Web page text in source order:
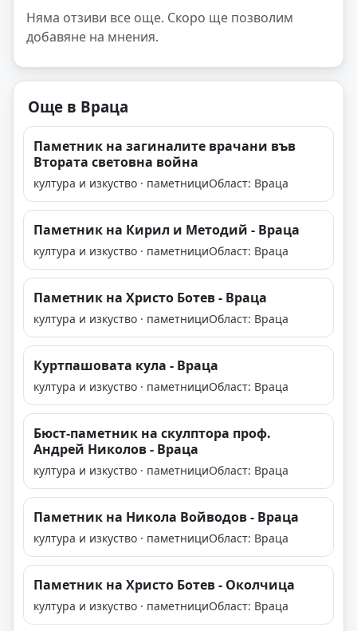
Няма отзиви все още. Скоро ще позволим
добавяне на мнения.
Още в Враца
Паметник на загиналите врачани във
Втората световна война
култура и изкуство · паметнициОбласт: Враца
Паметник на Кирил и Методий - Враца
култура и изкуство · паметнициОбласт: Враца
Паметник на Христо Ботев - Враца
култура и изкуство · паметнициОбласт: Враца
Куртпашовата кула - Враца
култура и изкуство · паметнициОбласт: Враца
Бюст-паметник на скулптора проф.
Андрей Николов - Враца
култура и изкуство · паметнициОбласт: Враца
Паметник на Никола Войводов - Враца
култура и изкуство · паметнициОбласт: Враца
Паметник на Христо Ботев - Околчица
култура и изкуство · паметнициОбласт: Враца